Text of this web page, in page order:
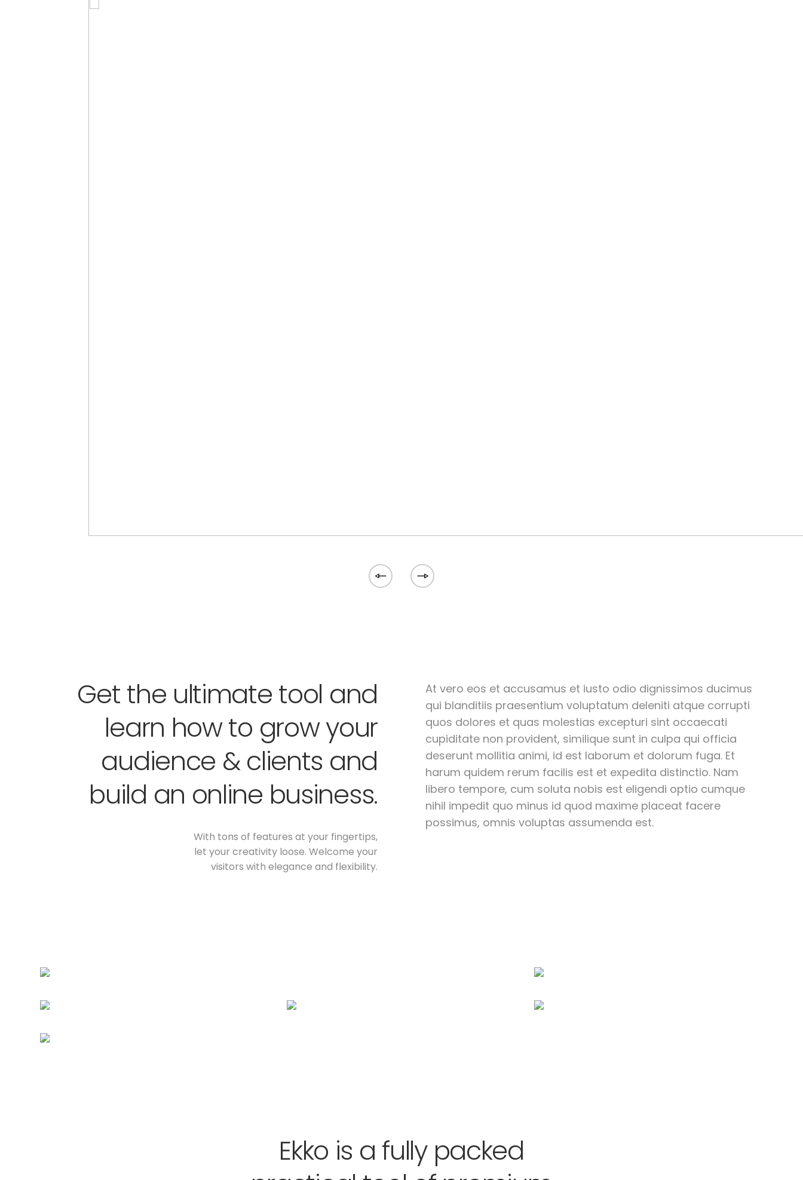
Get the ultimate tool and
learn how to grow your
audience & clients and
build an online business.
With tons of features at your fingertips,
let your creativity loose. Welcome your
visitors with elegance and flexibility.
At vero eos et accusamus et iusto odio dignissimos ducimus
qui blanditiis praesentium voluptatum deleniti atque corrupti
quos dolores et quas molestias excepturi sint occaecati
cupiditate non provident, similique sunt in culpa qui officia
deserunt mollitia animi, id est laborum et dolorum fuga. Et
harum quidem rerum facilis est et expedita distinctio. Nam
libero tempore, cum soluta nobis est eligendi optio cumque
nihil impedit quo minus id quod maxime placeat facere
possimus, omnis voluptas assumenda est.
Ekko is a fully packed